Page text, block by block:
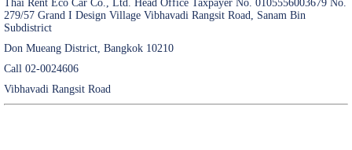
Thai Rent Eco Car Co., Ltd. Head Office Taxpayer No. 0105556003679 No.
279/57 Grand I Design Village Vibhavadi Rangsit Road, Sanam Bin
Subdistrict
Don Mueang District, Bangkok 10210
Call 02-0024606
Vibhavadi Rangsit Road